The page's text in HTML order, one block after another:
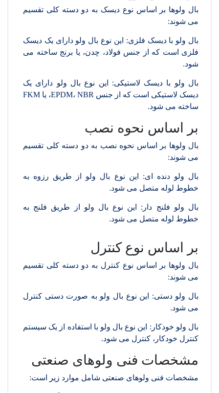
بال ولوها بر اساس نوع دیسک به دو دسته کلی تقسیم
می شوند:
بال ولو با دیسک فلزی: این نوع بال ولو دارای یک دیسک
فلزی است که از جنس فولاد، چدن، یا برنج ساخته می
شود.
بال ولو با دیسک لاستیکی: این نوع بال ولو دارای یک
دیسک لاستیکی است که از جنس EPDM، NBR، یا FKM
ساخته می شود.
بر اساس نحوه نصب
بال ولوها بر اساس نحوه نصب به دو دسته کلی تقسیم
می شوند:
بال ولو دنده ای: این نوع بال ولو از طریق رزوه به
خطوط لوله متصل می شود.
بال ولو فلنج دار: این نوع بال ولو از طریق فلنج به
خطوط لوله متصل می شود.
بر اساس نوع کنترل
بال ولوها بر اساس نوع کنترل به دو دسته کلی تقسیم
می شوند:
بال ولو دستی: این نوع بال ولو به صورت دستی کنترل
می شود.
بال ولو خودکار: این نوع بال ولو با استفاده از یک سیستم
کنترل خودکار، کنترل می شود.
مشخصات فنی ولوهای صنعتی
مشخصات فنی ولوهای صنعتی شامل موارد زیر است: